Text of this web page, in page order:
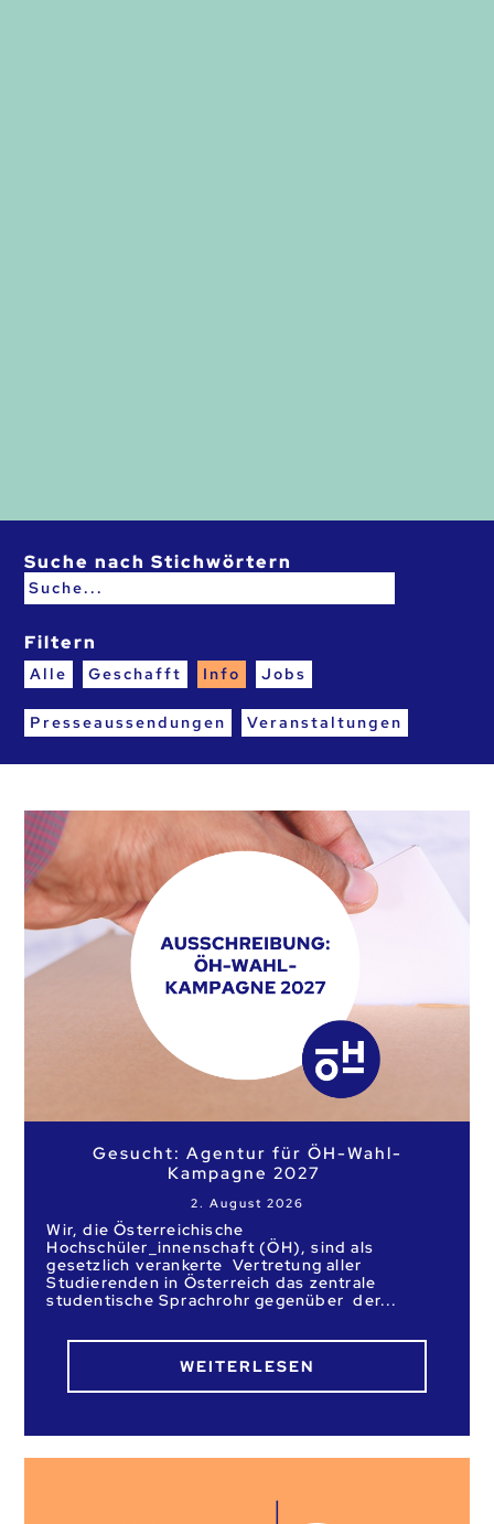
Suche nach Stichwörtern
Filtern
Alle Geschafft Info Jobs
Presseaussendungen Veranstaltungen
Gesucht: Agentur für ÖH-Wahl-
Kampagne 2027
2. August 2026
Wir, die Österreichische
Hochschüler_innenschaft (ÖH), sind als
gesetzlich verankerte Vertretung aller
Studierenden in Österreich das zentrale
studentische Sprachrohr gegenüber der
WEITERLESEN